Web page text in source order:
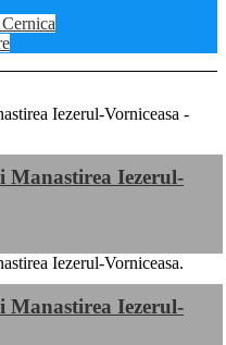
Manastirea Iezerul-
Manastirea Iezerul-